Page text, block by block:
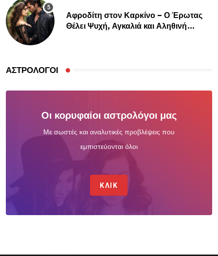
Αφροδίτη στον Καρκίνο – Ο Έρωτας
Θέλει Ψυχή, Αγκαλιά και Αληθινή
ΑΣΤΡΟΛΌΓΟΙ
Οι κορυφαίοι αστρολόγοι μας
Με σωστές και αναλυτικές προβλέψεις που
εμπιστεύονται όλοι
ΚΛΙΚ